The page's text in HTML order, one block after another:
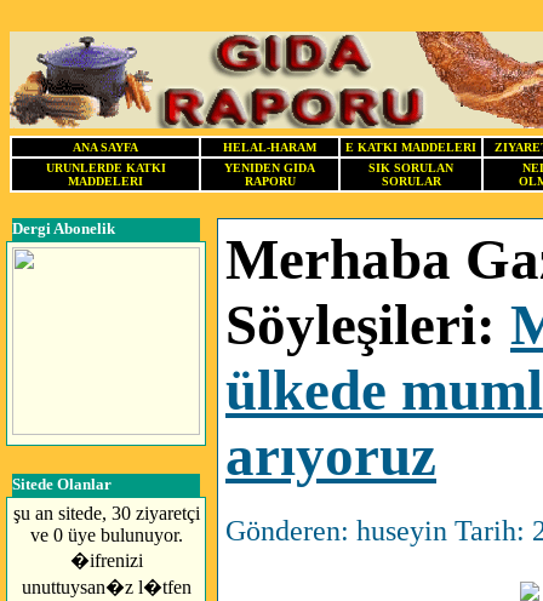
ANA SAYFA HELAL-HARAM E KATKI MADDELERI
URUNLERDE KATKI
MADDELERI
YENIDEN GIDA
RAPORU
SIK SORULAN
SORULAR
Dergi Abonelik
Sitede Olanlar
şu an sitede, 30 ziyaretçi
ve 0 üye bulunuyor.
�ifrenizi
unuttuysan�z l�tfen
Merhaba
Söyleşileri:
ülkede
arıyoruz
Gönderen: huseyin Tarih: